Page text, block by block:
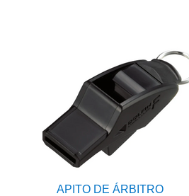
APITO DE ÁRBITRO